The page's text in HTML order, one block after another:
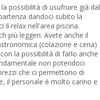
possibilità di usufruire già dal
dandoci subito la
il relax nell'area piscina.
più leggeri. Avete anche il
(colazione e cena)
la possibilità di farlo anche
non potendoci
che ci permettono di
il personale è molto carino e